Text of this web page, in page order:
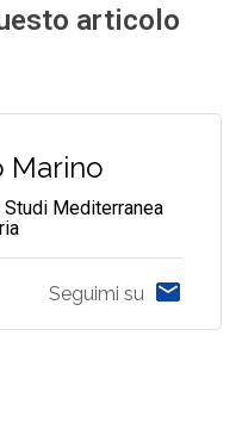
articolo
Marino
Mediterranea
Seguimi su